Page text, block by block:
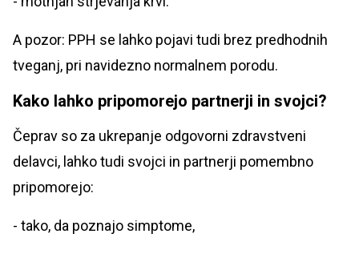
A pozor: PPH se lahko pojavi tudi brez predhodnih
tveganj, pri navidezno normalnem porodu.
Kako lahko pripomorejo partnerji in svojci?
Čeprav so za ukrepanje odgovorni zdravstveni
delavci, lahko tudi svojci in partnerji pomembno
pripomorejo:
- tako, da poznajo simptome,